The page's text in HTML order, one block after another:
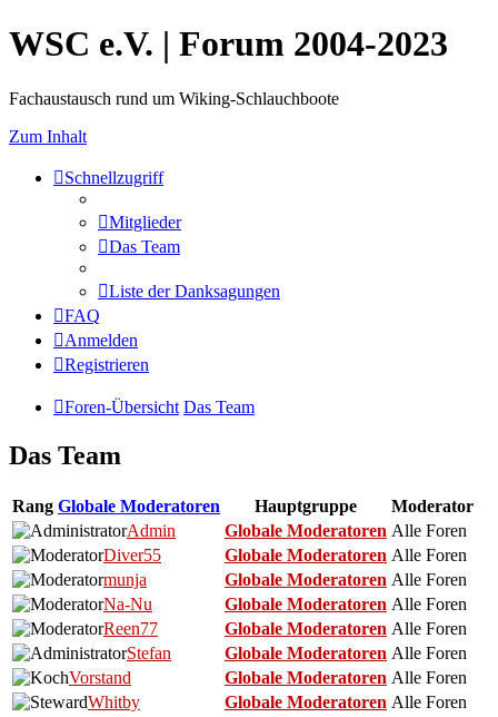
WSC e.V. | Forum 2004-2023
Fachaustausch rund um Wiking-Schlauchboote
Zum Inhalt
Schnellzugriff
Mitglieder
Das Team
Liste der Danksagungen
FAQ
Anmelden
Registrieren
Foren-Übersicht Das Team
Das Team
Rang Globale Moderatoren Hauptgruppe
Moderator
Admin
Globale Moderatoren Alle Foren
Diver55
Globale Moderatoren Alle Foren
munja
Globale Moderatoren Alle Foren
Na-Nu
Globale Moderatoren Alle Foren
Reen77
Globale Moderatoren Alle Foren
Stefan
Globale Moderatoren Alle Foren
Vorstand
Globale Moderatoren Alle Foren
Whitby
Globale Moderatoren Alle Foren